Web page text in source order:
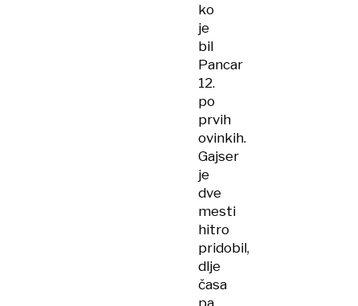
ko
je
bil
Pancar
12.
po
prvih
ovinkih.
Gajser
je
dve
mesti
hitro
pridobil,
dlje
časa
pa